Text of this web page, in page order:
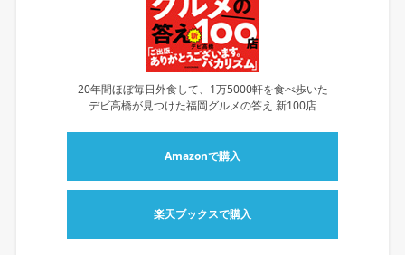
20年間ほぼ毎日外食して、1万5000軒を食べ歩いた
デビ高橋が見つけた福岡グルメの答え 新100店
Amazonで購入
楽天ブックスで購入